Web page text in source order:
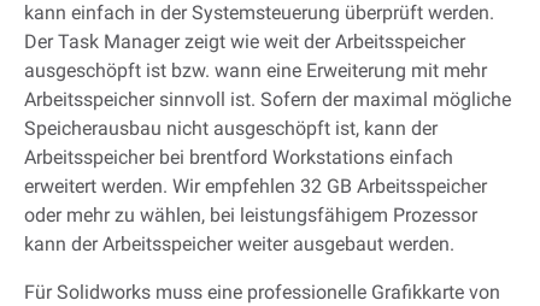
kann einfach in der Systemsteuerung überprüft werden.
Der Task Manager zeigt wie weit der Arbeitsspeicher
ausgeschöpft ist bzw. wann eine Erweiterung mit mehr
Arbeitsspeicher sinnvoll ist. Sofern der maximal mögliche
Speicherausbau nicht ausgeschöpft ist, kann der
Arbeitsspeicher bei brentford Workstations einfach
erweitert werden. Wir empfehlen 32 GB Arbeitsspeicher
oder mehr zu wählen, bei leistungsfähigem Prozessor
kann der Arbeitsspeicher weiter ausgebaut werden.
Für Solidworks muss eine professionelle Grafikkarte von